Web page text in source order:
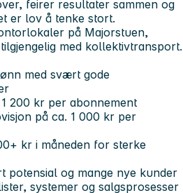
feirer resultater sammen og
er lov å tenke stort.
på Majorstuen,
med kollektivtransport.
med svært gode
1 200 kr per abonnement
på ca. 1 000 kr per
kr i måneden for sterke
potensial og mange nye kunder
systemer og salgsprosesser